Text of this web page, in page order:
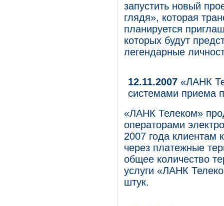
запустить новый
глядя», которая
планируется
которых будут
легендарные
12.11.2007 «ЛАНК
системами приема
«ЛАНК Телеком»
операторами
2007 года клиентам
через платежные
общее количество
услуги «ЛАНК
штук.